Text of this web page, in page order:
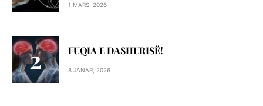
1 MARS, 2026
FUQIA E DASHURISË!
8 JANAR, 2026